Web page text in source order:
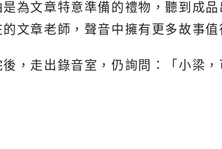
是為文章特意準備的禮物，聽到成
文章老師，聲音中擁有更多故事值
，走出錄音室，仍詢問：「小梁